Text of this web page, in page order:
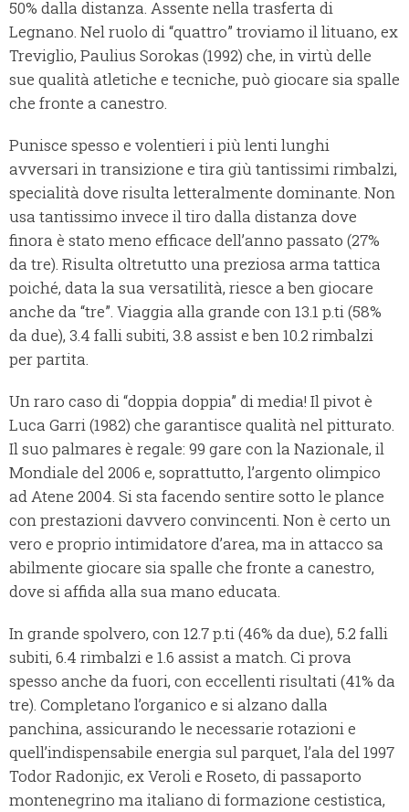
50% dalla distanza. Assente nella trasferta di
Legnano. Nel ruolo di “quattro” troviamo il lituano, ex
Treviglio, Paulius Sorokas (1992) che, in virtù delle
sue qualità atletiche e tecniche, può giocare sia spalle
che fronte a canestro.
Punisce spesso e volentieri i più lenti lunghi
avversari in transizione e tira giù tantissimi rimbalzi,
specialità dove risulta letteralmente dominante. Non
usa tantissimo invece il tiro dalla distanza dove
finora è stato meno efficace dell’anno passato (27%
da tre). Risulta oltretutto una preziosa arma tattica
poiché, data la sua versatilità, riesce a ben giocare
anche da “tre”. Viaggia alla grande con 13.1 p.ti (58%
da due), 3.4 falli subiti, 3.8 assist e ben 10.2 rimbalzi
per partita.
Un raro caso di “doppia doppia” di media! Il pivot è
Luca Garri (1982) che garantisce qualità nel pitturato.
Il suo palmares è regale: 99 gare con la Nazionale, il
Mondiale del 2006 e, soprattutto, l’argento olimpico
ad Atene 2004. Si sta facendo sentire sotto le plance
con prestazioni davvero convincenti. Non è certo un
vero e proprio intimidatore d’area, ma in attacco sa
abilmente giocare sia spalle che fronte a canestro,
dove si affida alla sua mano educata.
In grande spolvero, con 12.7 p.ti (46% da due), 5.2 falli
subiti, 6.4 rimbalzi e 1.6 assist a match. Ci prova
spesso anche da fuori, con eccellenti risultati (41% da
tre). Completano l’organico e si alzano dalla
panchina, assicurando le necessarie rotazioni e
quell’indispensabile energia sul parquet, l’ala del 1997
Todor Radonjic, ex Veroli e Roseto, di passaporto
montenegrino ma italiano di formazione cestistica,